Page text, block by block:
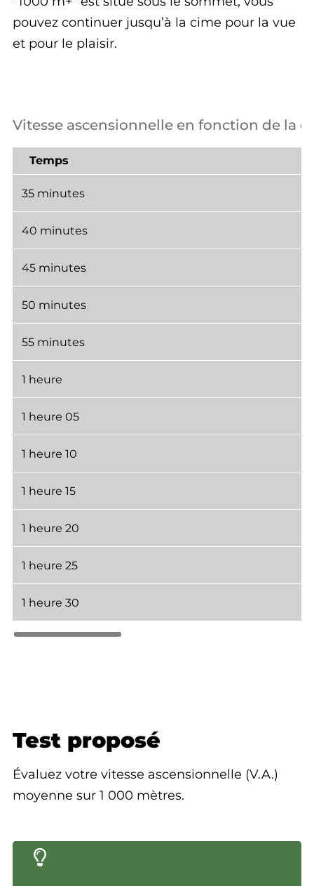
pouvez continuer jusqu’à la cime pour la vue
et pour le plaisir.
Vitesse ascensionnelle en fonction de la
Temps
35 minutes
40 minutes
45 minutes
50 minutes
55 minutes
1 heure
1 heure 05
1 heure 10
1 heure 15
1 heure 20
1 heure 25
1 heure 30
Test proposé
Évaluez votre vitesse ascensionnelle (V.A.)
moyenne sur 1 000 mètres.